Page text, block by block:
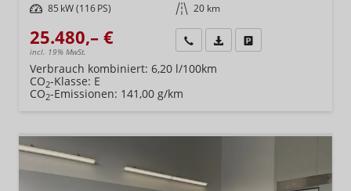
Leistung 85 kW (116 PS) Kilometerstand 20 km
25.480,– €
incl. 19% MwSt.
Wir rufen Sie anFahrzeugexposé (PDF)
Verbrauch kombiniert: 6,20 l/100km
CO2-Klasse: E
CO2-Emissionen: 141,00 g/km